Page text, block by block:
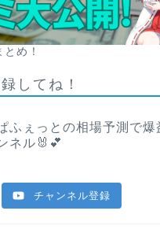
め！
してね！
ふぇっとの相場予測で爆
ネル🐰💕
チャンネル登録